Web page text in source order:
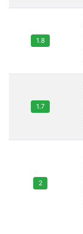
1.8
1.7
2